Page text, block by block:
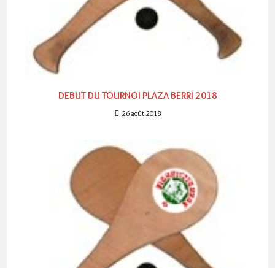
DEBUT DU TOURNOI PLAZA BERRI 2018
26 août 2018